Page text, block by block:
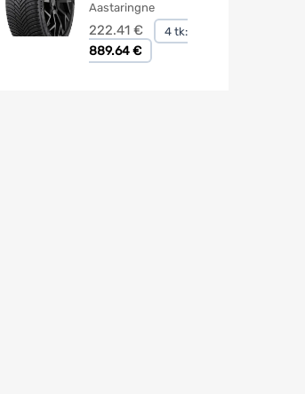
Aastaringne
222.41 € 4 tk:
889.64 €